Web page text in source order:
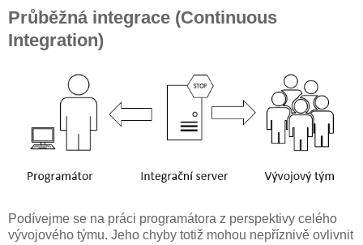
Průběžná integrace (Continuous
Integration)
Podívejme se na práci programátora z perspektivy celého
vývojového týmu. Jeho chyby totiž mohou nepříznivě ovlivnit